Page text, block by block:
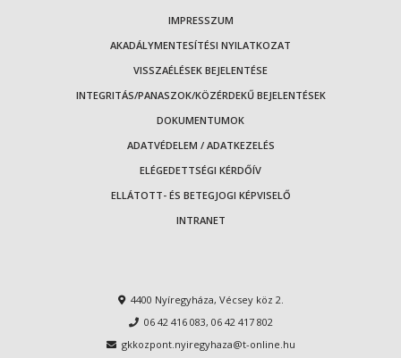
IMPRESSZUM
AKADÁLYMENTESÍTÉSI NYILATKOZAT
VISSZAÉLÉSEK BEJELENTÉSE
INTEGRITÁS/PANASZOK/KÖZÉRDEKŰ BEJELENTÉSEK
DOKUMENTUMOK
ADATVÉDELEM / ADATKEZELÉS
ELÉGEDETTSÉGI KÉRDŐÍV
ELLÁTOTT- ÉS BETEGJOGI KÉPVISELŐ
INTRANET
4400 Nyíregyháza, Vécsey köz 2.
06 42 416 083, 06 42 417 802
gkkozpont.nyiregyhaza@t-online.hu